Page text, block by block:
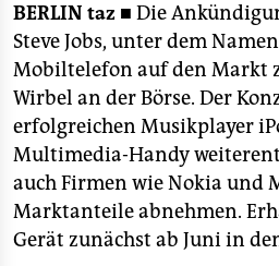
verlag
verlag
veranstaltungen
shop
fragen & hilfe
unterstützen
BERLIN taz ■ Die
Steve Jobs, unter dem
Mobiltelefon auf den Markt
Wirbel an der Börse. Der
erfolgreichen Musikplayer
Multimedia-Handy
auch Firmen wie Nokia und
Marktanteile abnehmen.
Gerät zunächst ab Juni in